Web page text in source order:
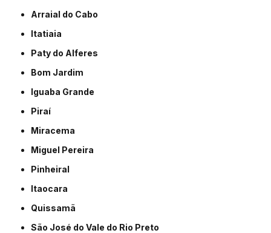
Arraial do Cabo
Itatiaia
Paty do Alferes
Bom Jardim
Iguaba Grande
Piraí
Miracema
Miguel Pereira
Pinheiral
Itaocara
Quissamã
São José do Vale do Rio Preto